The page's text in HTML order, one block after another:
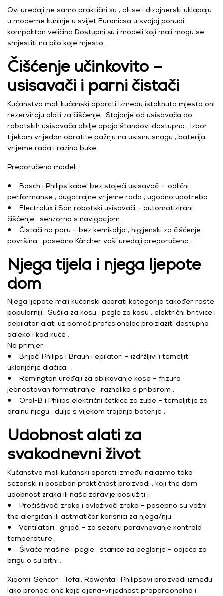
Ovi uređaji ne samo praktični su , ali se i dizajnerski uklapaju
u moderne kuhinje u svijet Euronicsa u svojoj ponudi
kompaktan veličina Dostupni su i modeli koji mali mogu se
smjestiti na bilo koje mjesto .
Čišćenje učinkovito –
usisavači i parni čistači
Kućanstvo mali kućanski aparati između istaknuto mjesto oni
rezerviraju alati za čišćenje . Stajanje od usisavača do
robotskih usisavača obilje opcija štandovi dostupno . Izbor
tijekom vrijedan obratite pažnju na usisnu snagu , baterija
vrijeme rada i razina buke .
Preporučeno modeli :
● Bosch i Philips kabel bez stojeći usisavači – odlični
performanse , dugotrajne vrijeme rada , ugodno upotreba
● Electrolux i San robotski usisavači – automatizirani
čišćenje , senzorno s navigacijom .
● Čistači na paru – bez kemikalija , higijenski za čišćenje
površina , posebno Kärcher vaši uređaji preporučeno .
Njega tijela i njega ljepote
dom
Njega ljepote mali kućanski aparati kategorija također raste
popularniji . Sušila za kosu , pegle za kosu , električni britvice i
depilator alati uz pomoć profesionalac proizlaziti dostupno
daleko i kod kuće .
Na primjer :
● Brijači Philips i Braun i epilatori – izdržljivi i temeljit
uklanjanje dlačica .
● Remington uređaji za oblikovanje kose – frizura
jednostavan formatiranje , raznoliko s priborom .
● Oral-B i Philips električni četkice za zube – temeljitije za
oralnu njegu , dulje s vijekom trajanja baterije .
Udobnost alati za
svakodnevni život
Kućanstvo mali kućanski aparati između nalazimo tako
sezonski ili poseban praktičnost proizvodi , koji the dom
udobnost zraka ili naše zdravlje poslužiti :
● Pročišćivači zraka i ovlaživači zraka – posebno su važni
the alergičan ili astmatičar korisnici za njega/nju .
● Ventilatori , grijači – za sezonu poravnavanje kontrola
temperature .
● Šivaće mašine , pegle , stanice za peglanje – odjeća za
brigu o su bitni .
Xiaomi, Sencor , Tefal, Rowenta i Philipsovi proizvodi između
lako pronaći one koje cijena-vrijednost proporcionalno i